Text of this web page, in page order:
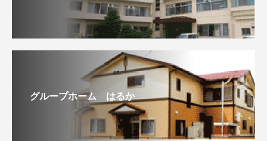
グループホーム はるか